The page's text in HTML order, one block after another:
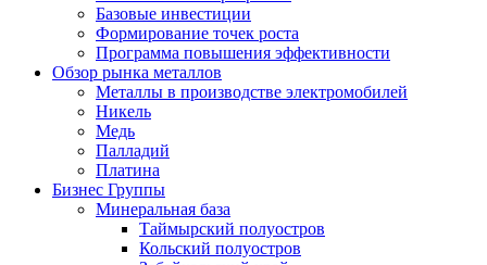
Базовые инвестиции
Формирование точек роста
Программа повышения эффективности
Обзор рынка металлов
Металлы в производстве электромобилей
Никель
Медь
Палладий
Платина
Бизнес Группы
Минеральная база
Таймырский полуостров
Кольский полуостров